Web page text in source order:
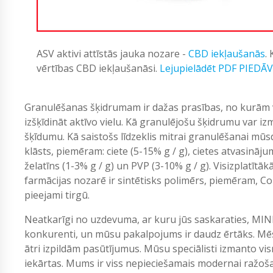
ASV aktivi attīstās jauka nozare - CBD iekļaušanās.
vērtības CBD iekļaušanāsi. Lejupielādēt PDF
Granulēšanas šķidrumam ir dažas prasības, no
izšķīdināt aktīvo vielu. Kā granulējošu šķidrumu var
šķīdumu. Kā saistošs līdzeklis mitrai granulēšanai
klāsts, piemēram: ciete (5-15% g / g), cietes
želatīns (1-3% g / g) un PVP (3-10% g / g).
farmācijas nozarē ir sintētisks polimērs, piemēram,
pieejami tirgū.
Neatkarīgi no uzdevuma, ar kuru jūs saskaraties,
konkurenti, un mūsu pakalpojums ir daudz ērtāks.
ātri izpildām pasūtījumus. Mūsu speciālisti izmanto
iekārtas. Mums ir viss nepieciešamais modernai